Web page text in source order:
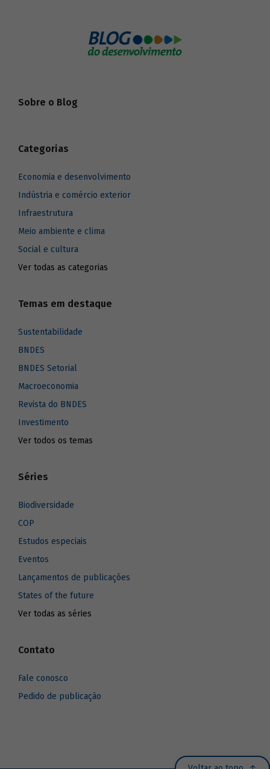
Sobre o Blog
Categorias
Economia e desenvolvimento
Indústria e comércio exterior
Infraestrutura
Meio ambiente e clima
Social e cultura
Ver todas as categorias
Temas em destaque
Sustentabilidade
BNDES
BNDES Setorial
Macroeconomia
Revista do BNDES
Investimento
Ver todos os temas
Séries
Biodiversidade
COP
Estudos especiais
Eventos
Lançamentos de publicações
States of the future
Ver todas as séries
Contato
Fale conosco
Pedido de publicação